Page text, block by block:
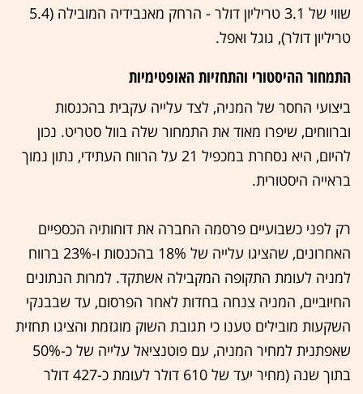
שווי של 3.1 טריליון דולר - הרחק מאנבידיה המובילה (5.4
טריליון דולר), גוגל ואפל.
התמחור ההיסטורי והתחזיות האופטימיות
ביצועי החסר של המניה, לצד עלייה עקבית בהכנסות
וברווחים, שיפרו מאוד את התמחור שלה בוול סטריט. נכון
להיום, היא נסחרת במכפיל 21 על הרווח העתידי, נתון נמוך
בראייה היסטורית.
רק לפני כשבועיים פרסמה החברה את דוחותיה הכספיים
האחרונים, שהציגו עלייה של 18% בהכנסות ו-23% ברווח
למניה לעומת התקופה המקבילה אשתקד. למרות הנתונים
החיוביים, המניה צנחה בחדות לאחר הפרסום, עד שבבנקי
השקעות מובילים טענו כי תגובת השוק מוגזמת והציגו תחזית
שאפתנית למחיר המניה, עם פוטנציאל עלייה של כ-50%
בתוך שנה (מחיר יעד של 610 דולר לעומת כ-427 דולר